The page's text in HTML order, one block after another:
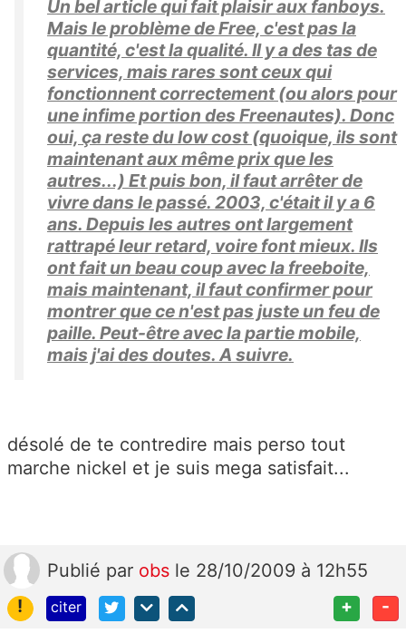
Un bel article qui fait plaisir aux fanboys.
Mais le problème de Free, c'est pas la
quantité, c'est la qualité. Il y a des tas de
services, mais rares sont ceux qui
fonctionnent correctement (ou alors pour
une infime portion des Freenautes). Donc
oui, ça reste du low cost (quoique, ils sont
maintenant aux même prix que les
autres...) Et puis bon, il faut arrêter de
vivre dans le passé. 2003, c'était il y a 6
ans. Depuis les autres ont largement
rattrapé leur retard, voire font mieux. Ils
ont fait un beau coup avec la freeboite,
mais maintenant, il faut confirmer pour
montrer que ce n'est pas juste un feu de
paille. Peut-être avec la partie mobile,
mais j'ai des doutes. A suivre.
désolé de te contredire mais perso tout
marche nickel et je suis mega satisfait...
Publié par obs le 28/10/2009 à 12h55
!
citer + -